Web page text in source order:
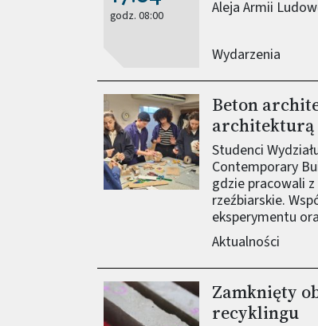
godz. 08:00 Aleja Armii
Wydarzenia
Obraz (old)
Beton
Studenci
Contemporary
gdzie pracowali
rzeźbiarskie.
eksperymentu
Aktualności
Obraz (old)
Zamknięty
recyklingu